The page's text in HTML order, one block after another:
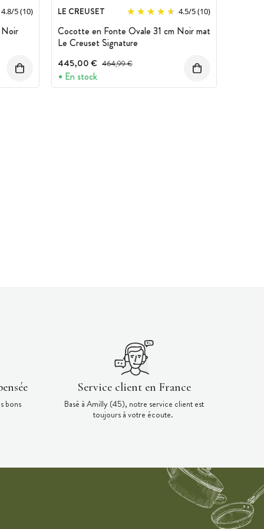
4.8/5(10) LE CREUSET 4.5/5(10)
Cocotte en Fonte Ovale 31 cm Noir mat
Le Creuset Signature
445,00 € Prix avant réduction :
464,99 €
En stock
bons
Service client en France
Basé à Amilly (45), notre service client est
toujours à votre écoute.